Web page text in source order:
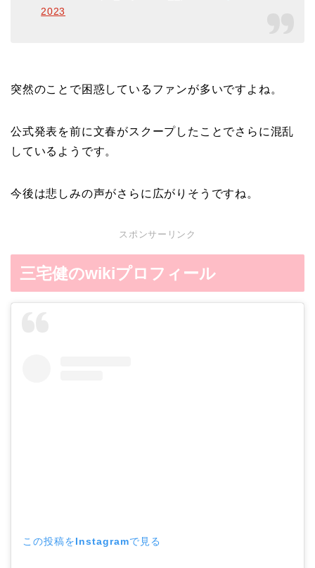
2023
突然のことで困惑しているファンが多いですよね。
公式発表を前に文春がスクープしたことでさらに混乱
しているようです。
今後は悲しみの声がさらに広がりそうですね。
スポンサーリンク
三宅健のwikiプロフィール
この投稿をInstagramで見る